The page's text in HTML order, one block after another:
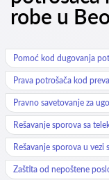
robe u
Pomoć kod dugovanja
Prava potrošača kod
Pravno savetovanje za
Rešavanje sporova sa
Rešavanje sporova u vezi
Zaštita od nepoštene